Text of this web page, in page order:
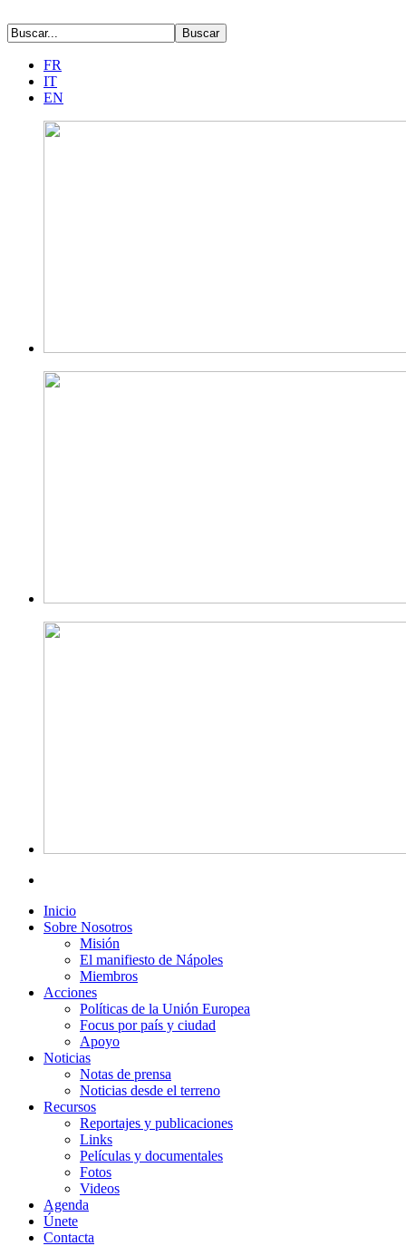
FR
IT
EN
Inicio
Sobre Nosotros
Misión
El manifiesto de Nápoles
Miembros
Acciones
Políticas de la Unión Europea
Focus por país y ciudad
Apoyo
Noticias
Notas de prensa
Noticias desde el terreno
Recursos
Reportajes y publicaciones
Links
Películas y documentales
Fotos
Videos
Agenda
Únete
Contacta